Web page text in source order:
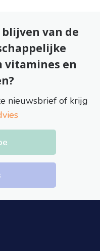
van de
vitamines en
nieuwsbrief of krijg